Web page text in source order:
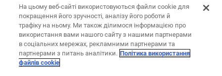
На цьому веб-сайті використовуються файли cookie для
покращення його зручності, аналізу його роботи й
трафіку на ньому. Ми також ділимося інформацією про
використання вами нашого сайту з нашими партнерами
в соціальних мережах, рекламними партнерами та
партнерами з питань аналітики. Політика використання
файлів cookie